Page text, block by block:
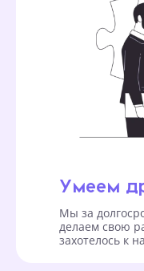
Умеем
Мы за
делаем свою
захотелось к